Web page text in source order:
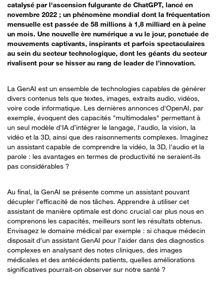
catalysé par l'ascension fulgurante de ChatGPT, lancé en
novembre 2022 ; un phénomène mondial dont la fréquentation
mensuelle est passée de 58 millions à 1,8 milliard en à peine
un mois. Une nouvelle ère numérique a vu le jour, ponctuée de
mouvements captivants, inspirants et parfois spectaculaires
au sein du secteur technologique, dont les géants du secteur
rivalisent pour se hisser au rang de leader de l’innovation.
La GenAI est un ensemble de technologies capables de générer
divers contenus tels que textes, images, extraits audio, vidéos,
voire code informatique. Les dernières annonces d'OpenAI, par
exemple, évoquent des capacités "multimodales" permettant à
un seul modèle d'IA d’intégrer le langage, l'audio, la vision, la
vidéo et la 3D, ainsi que des raisonnements complexes. Imaginez
un assistant capable de comprendre la vidéo, la 3D, l'audio et la
parole : les avantages en termes de productivité ne seraient-ils
pas considérables ?
Au final, la GenAI se présente comme un assistant pouvant
décupler l’efficacité de nos tâches. Apprendre à utiliser cet
assistant de manière optimale est donc crucial car plus nous en
comprenons les capacités, meilleurs sont les résultats obtenus.
Envisagez le domaine médical par exemple : si chaque médecin
disposait d'un assistant GenAI pour l'aider dans des diagnostics
complexes en analysant des notes cliniques, des images
médicales et des antécédents patients, quelles améliorations
significatives pourrait-on observer sur notre santé ?